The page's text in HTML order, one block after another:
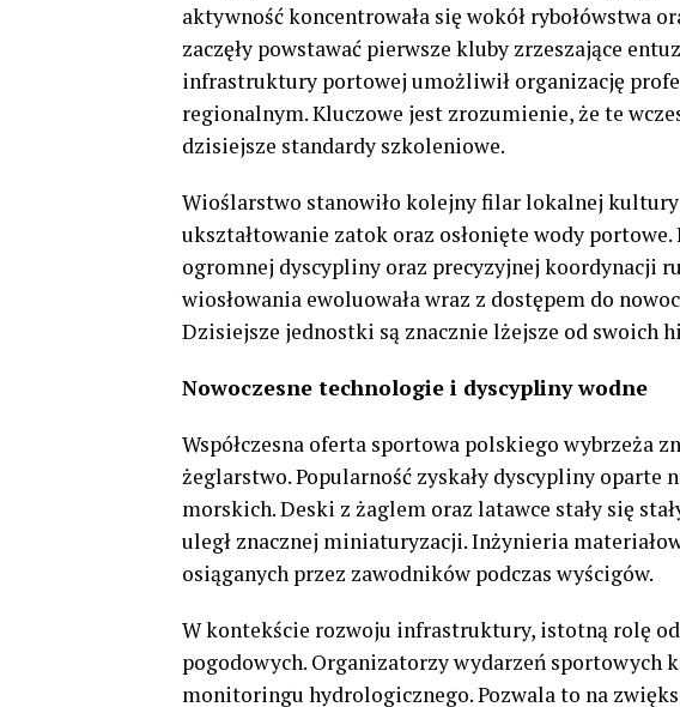
aktywność koncentrowała się wokół rybołówstwa
zaczęły powstawać pierwsze kluby zrzeszające
infrastruktury portowej umożliwił organizację
regionalnym. Kluczowe jest zrozumienie, że te
dzisiejsze standardy szkoleniowe.
Wioślarstwo stanowiło kolejny filar lokalnej
ukształtowanie zatok oraz osłonięte wody
ogromnej dyscypliny oraz precyzyjnej koordynacji
wiosłowania ewoluowała wraz z dostępem do
Dzisiejsze jednostki są znacznie lżejsze od swoich
Nowoczesne technologie i dyscypliny wodne
Współczesna oferta sportowa polskiego wybrzeża
żeglarstwo. Popularność zyskały dyscypliny
morskich. Deski z żaglem oraz latawce stały się
uległ znacznej miniaturyzacji. Inżynieria
osiąganych przez zawodników podczas wyścigów.
W kontekście rozwoju infrastruktury, istotną rolę
pogodowych. Organizatorzy wydarzeń sportowych
monitoringu hydrologicznego. Pozwala to na